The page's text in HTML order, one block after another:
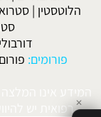
הלוטסטין |
פורומים:
המידע אינו המלצה
רפואית יש ✕